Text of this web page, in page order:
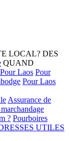
LOCAL? DES
QUAND
Pour Laos Pour
Pour Laos
Assurance de
? Pourboires
UTILES